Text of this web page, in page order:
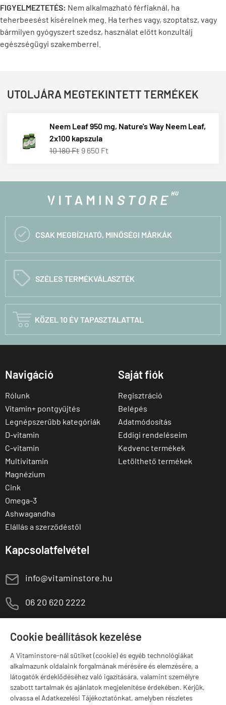
Cookie beállítások kezelése
A Vitaminstore-nál sütiket (cookie) és egyéb technológiákat
alkalmazunk oldalaink forgalmának mérésére és elemzésére, a
látogatók érdeklődéséhez való igazítására, valamint személyre
szabott tartalmak és ajánlatok megjelenítése érdekében. Kérjük,
olvassa el Adatkezelési Tájékoztatónkat, amelyben részletes
FIGYELMEZTETÉS: Nem alkalmazható férfiaknál, ha
teherbeesést kísérelnek meg. Ha terhes vagy, szoptatsz, vagy
bármilyen gyógyszert szedsz, használat előtt konzultálj
egészségügyi szakemberrel.
UTOLJÁRA MEGTEKINTETT TERMÉKEK
Neem Leaf 950 mg, Nature's Way Neem Leaf,
2x100 kapszula
10 180 Ft 9 650 Ft
 CSAK MEGBÍZHATÓ, MINŐSÉGI MÁRKÁK
C SZÉLES TERMÉKVÁLASZTÉK
 KÖZEL 10 ÉV TAPASZTALATTAL
Navigáció
Rólunk
Vitamin+ pontgyűjtés
Legnépszerűbb kategóriák
D-vitamin
C-vitamin
Multivitamin
Magnézium
Cink
Omega-3
Ashwagandha
Elállás a szerződéstől
Saját fiók
Regisztráció
Belépés
Adatmódosítás
Eddigi rendeléseim
Kedvenc termékek
Letölthető termékek
Kapcsolatfelvétel
E info@vitaminstore.hu
M 06 20 620 2222
Szugló u. 83-85.
Márkák